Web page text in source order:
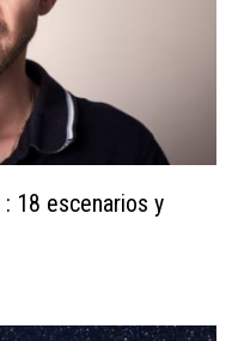
18 escenarios y